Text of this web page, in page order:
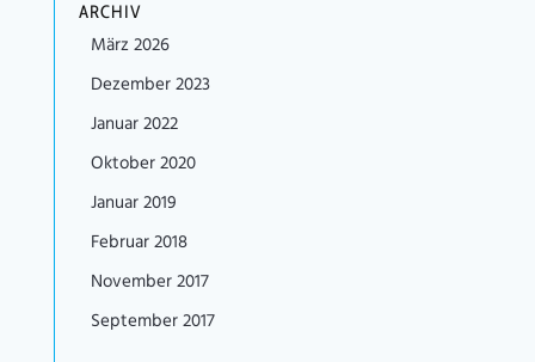
ARCHIV
März 2026
Dezember 2023
Januar 2022
Oktober 2020
Januar 2019
Februar 2018
November 2017
September 2017